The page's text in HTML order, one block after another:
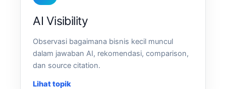
AI Visibility
Observasi bagaimana bisnis kecil muncul
dalam jawaban AI, rekomendasi, comparison,
dan source citation.
Lihat topik